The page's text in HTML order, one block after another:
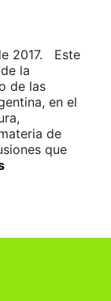
2017. Este
la
de las
en el
de
que